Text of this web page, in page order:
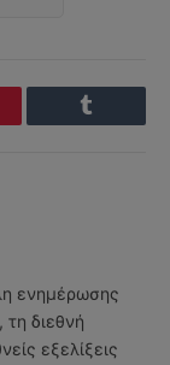
Tumblr
ενημέρωσης
διεθνή
εξελίξεις